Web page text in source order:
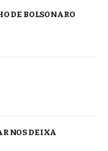
DE BOLSONARO
NOS DEIXA